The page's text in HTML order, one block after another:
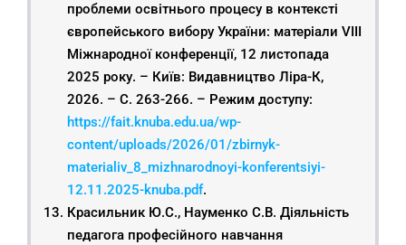
проблеми освітнього процесу в контексті
європейського вибору України: матеріали VIІІ
Міжнародної конференції, 12 листопада
2025 року. – Київ: Видавництво Ліра-К,
2026. – С. 263-266. – Режим доступу:
https://fait.knuba.edu.ua/wp-
content/uploads/2026/01/zbirnyk-
materialiv_8_mizhnarodnoyi-konferentsiyi-
12.11.2025-knuba.pdf.
Красильник Ю.С., Науменко С.В. Діяльність
педагога професійного навчання